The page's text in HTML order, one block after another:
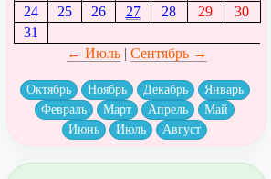
24
25 26 27 28 29
30
31
← Июль| Сентябрь →
Октябрь Ноябрь Декабрь
Январь
Февраль
Март Апрель
Май
Июнь
Июль Август